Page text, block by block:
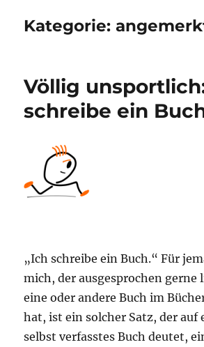
Kategorie:
Völlig
schreibe ein
„Ich schreibe ein Buch.“ Für
mich, der ausgesprochen gerne
eine oder andere Buch im
hat, ist ein solcher Satz, der auf
selbst verfasstes Buch deutet,